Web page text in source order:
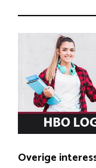
Overige